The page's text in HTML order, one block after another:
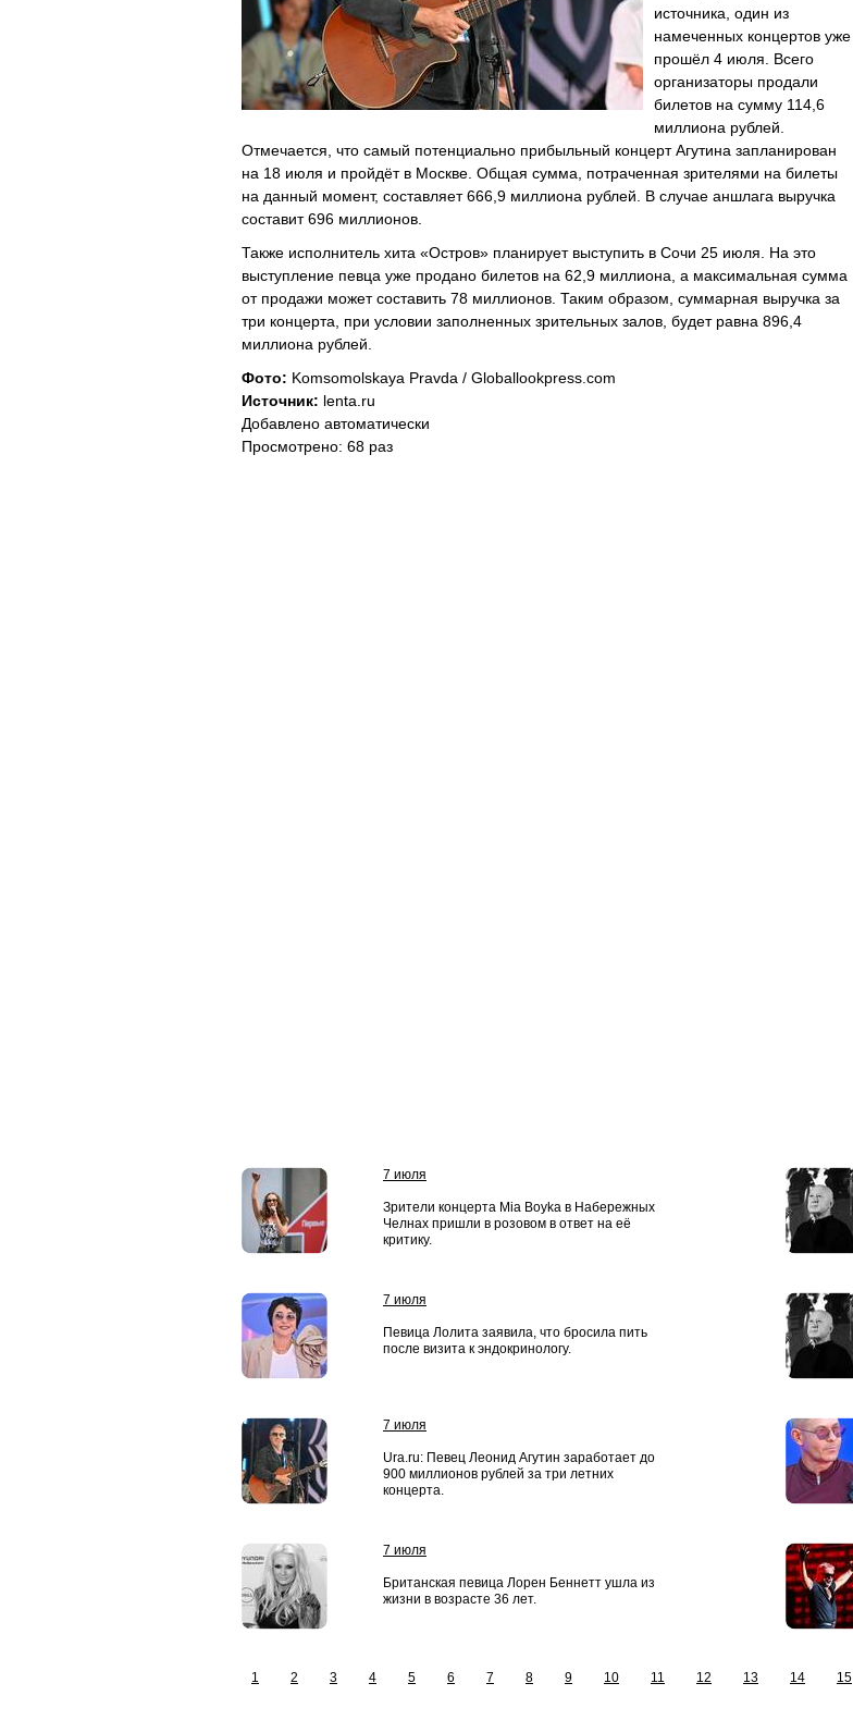
источника, один из
намеченных концертов уже
прошёл 4 июля. Всего
организаторы продали
билетов на сумму 114,6
миллиона рублей.
Отмечается, что самый потенциально прибыльный концерт Агутина запланирован
на 18 июля и пройдёт в Москве. Общая сумма, потраченная зрителями на билеты
на данный момент, составляет 666,9 миллиона рублей. В случае аншлага выручка
составит 696 миллионов.
Также исполнитель хита «Остров» планирует выступить в Сочи 25 июля. На это
выступление певца уже продано билетов на 62,9 миллиона, а максимальная сумма
от продажи может составить 78 миллионов. Таким образом, суммарная выручка за
три концерта, при условии заполненных зрительных залов, будет равна 896,4
миллиона рублей.
Фото: Komsomolskaya Pravda / Globallookpress.com
Источник: lenta.ru
Добавлено автоматически
Просмотрено: 68 раз
7 июля
Зрители концерта Mia Boyka в Набережных
Челнах пришли в розовом в ответ на её
критику.
7 июля
Певица Лолита заявила, что бросила пить
после визита к эндокринологу.
7 июля
Ura.ru: Певец Леонид Агутин заработает до
900 миллионов рублей за три летних
концерта.
7 июля
Британская певица Лорен Беннетт ушла из
жизни в возрасте 36 лет.
1 2 3 4 5 6 7 8 9 10 11 12 13 14 15